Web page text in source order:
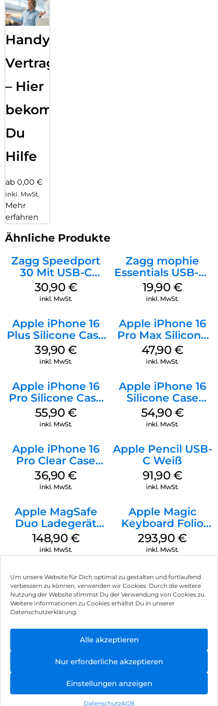
Um unsere Website für Dich optimal zu gestalten und fortlaufend
verbessern zu können, verwenden wir Cookies. Durch die weitere
Nutzung der Website stimmst Du der Verwendung von Cookies zu.
Weitere Informationen zu Cookies erhältst Du in unserer
Datenschutzerklärung.
Alle akzeptieren
Nur erforderliche akzeptieren
Einstellungen anzeigen
DatenschutzAGB
Handy
Vertragsabwicklung
– Hier
bekommst
Du
Hilfe
ab 0,00 €
inkl. MwSt.
Mehr
erfahren
Ähnliche Produkte
Zagg Speedport
30 Mit USB-C
Kabel Weiß
30,90 €
inkl. MwSt.
Zagg mophie
Essentials USB-C-
20W Charger PD
Weiß
19,90 €
inkl. MwSt.
Apple iPhone 16
Plus Silicone Case
MagSafe Plum
39,90€
inkl. MwSt.
Apple iPhone 16
Pro Max Silicone
Case MagSafe
Black
47,90 €
inkl. MwSt.
Apple iPhone 16
Pro Silicone Case
MagSafe Stone
Gray
55,90 €
inkl. MwSt.
Apple iPhone 16
Silicone Case
MagSafe Black
54,90 €
inkl. MwSt.
Apple iPhone 16
Pro Clear Case
MagSafe
Transparent
36,90€
inkl. MwSt.
Apple Pencil USB-
C Weiß
91,90 €
inkl. MwSt.
Apple MagSafe
Duo Ladegerät
Weiß
148,90 €
inkl. MwSt.
Apple Magic
Keyboard Folio
iPad 10.9″ (10.Gen.)
Weiß
293,90€
inkl. MwSt.
Impressum
Hinweis zur Batterieentsorgung
Newsletter